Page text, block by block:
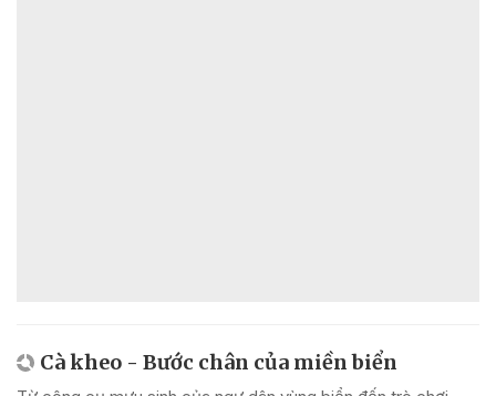
Cà kheo - Bước chân của miền biển